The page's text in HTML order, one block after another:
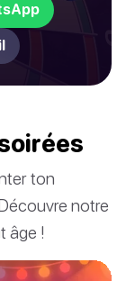
ton
notre
âge !